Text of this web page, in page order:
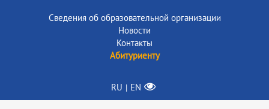
Сведения об образовательной организации
Новости
Контакты
Абитуриенту
RU | EN